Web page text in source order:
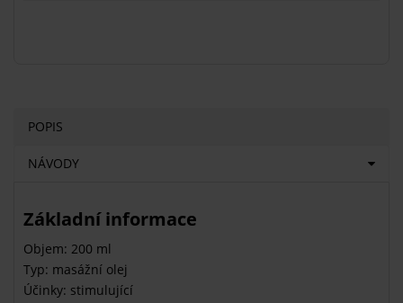
POPIS
NÁVODY
Základní informace
Objem: 200 ml
Typ: masážní olej
Účinky: stimulující